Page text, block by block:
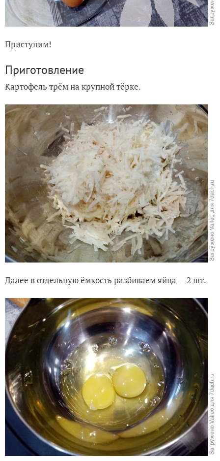
Приступим!
Приготовление
Картофель трём на крупной тёрке.
Далее в отдельную ёмкость разбиваем яйца — 2 шт.